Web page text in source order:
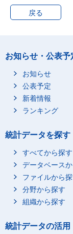
戻る
お知らせ・公表予
お知らせ
公表予定
新着情報
ランキング
統計データを探す
すべてから探す
データベース
ファイルから
分野から探す
組織から探す
統計データの活用